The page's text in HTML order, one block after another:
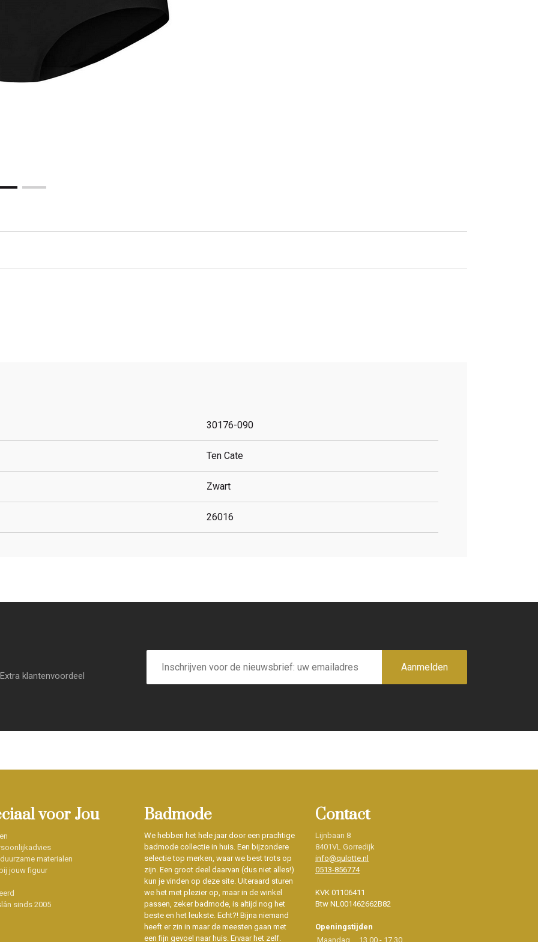
30176-090
Ten Cate
Zwart
26016
klantenvoordeel
E-
mailadres
Aanmelden
voor Jou
materialen
jouw figuur
sinds 2005
Badmode
We hebben het hele jaar door een prachtige
badmode collectie in huis. Een bijzondere
selectie top merken, waar we best trots op
zijn. Een groot deel daarvan (dus niet alles!)
kun je vinden op deze site. Uiteraard sturen
we het met plezier op, maar in de winkel
passen, zeker badmode, is altijd nog het
beste en het leukste. Echt?! Bijna niemand
heeft er zin in maar de meesten gaan met
een fijn gevoel naar huis. Ervaar het zelf.
Contact
Lijnbaan 8
8401VL Gorredijk
info@qulotte.nl
0513-856774
KVK 01106411
Btw NL001462662B82
Openingstijden
Maandag
13.00 - 17.30